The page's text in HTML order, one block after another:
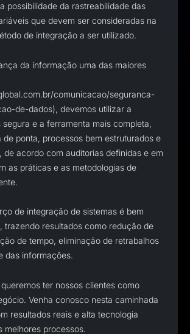
possibilidade da rastreabilidade das
que devem ser consideradas na
de integração a ser utilizado.
da informação uma das maiores
comunicacao/seguranca-
de-dados), devemos utilizar a
e a ferramenta mais completa,
de ponta, processos bem estruturados e
de acordo com auditorias definidas e em
as práticas e as metodologias de
de integração de sistemas é bem
trazendo resultados como redução de
de tempo, eliminação de retrabalhos
das informações.
ter nossos clientes como
Venha conosco nesta caminhada
resultados reais e alta tecnologia
melhores processos.